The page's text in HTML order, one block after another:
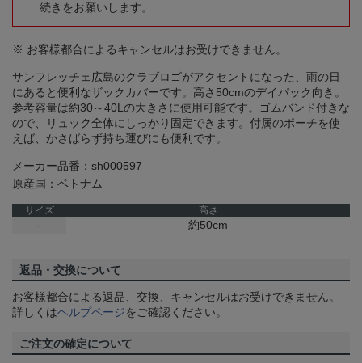
続きをお願いします。
※ お客様都合によるキャンセルはお受けできません。
サンフレッチェ広島のクラブロゴがアクセントになった、雨の日
にあると便利なザックカバーです。高さ50cmのデイパック向き。
参考容量は約30～40Lの大きさに使用可能です。ゴムバンド付きな
ので、リュック全体にしっかり固定できます。付属のポーチを使
えば、かさばらず持ち運びにも便利です。
メーカー品番：sh000597
原産国：ベトナム
サイズ 高さ
- 約50cm
返品・交換について
お客様都合による返品、交換、キャンセルはお受けできません。
詳しくはヘルプページをご確認ください。
ご注文の確定について